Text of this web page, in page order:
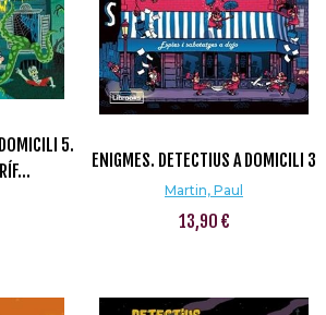
5.
ENIGMES. DETECTIUS A DOMICILI 3
Martin, Paul
13,90 €